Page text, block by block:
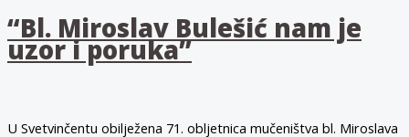
Perića
na
mučeništva
“Bl. Miroslav Bulešić nam je
uzor i poruka”
U Svetvinčentu obilježena 71. obljetnica mučeništva bl. Miroslava